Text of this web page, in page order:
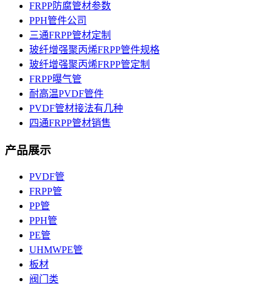
FRPP防腐管材参数
PPH管件公司
三通FRPP管材定制
玻纤增强聚丙烯FRPP管件规格
玻纤增强聚丙烯FRPP管定制
FRPP曝气管
耐高温PVDF管件
PVDF管材接法有几种
四通FRPP管材销售
产品展示
PVDF管
FRPP管
PP管
PPH管
PE管
UHMWPE管
板材
阀门类